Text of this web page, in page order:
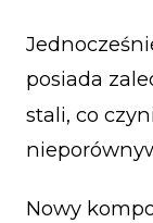
posiada
stali, co
Nowy